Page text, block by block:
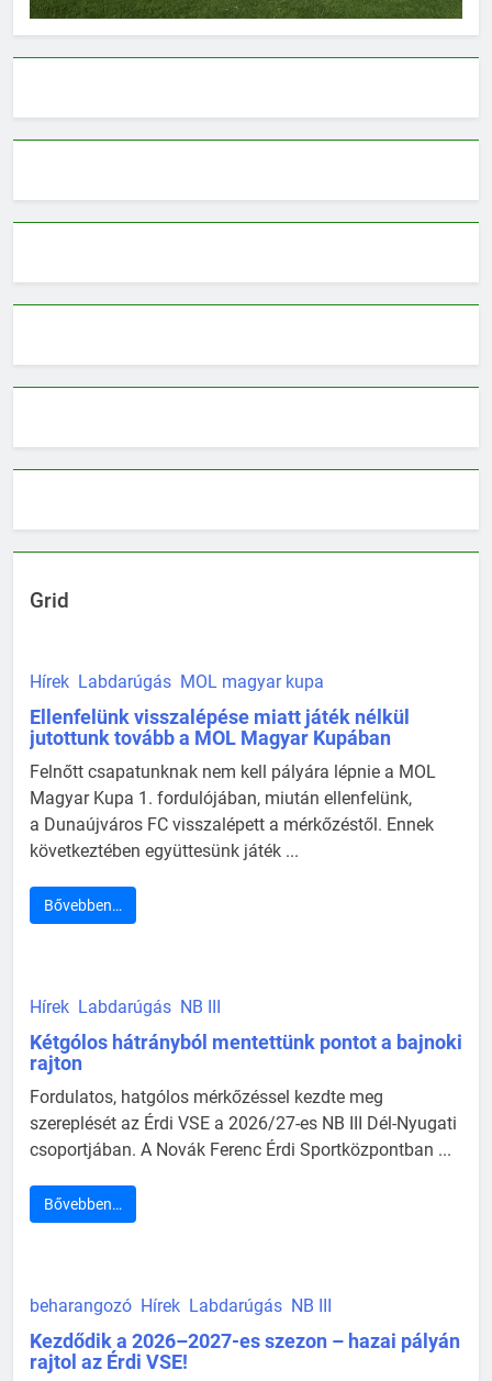
Grid
Hírek Labdarúgás MOL magyar kupa
Ellenfelünk visszalépése miatt játék nélkül
jutottunk tovább a MOL Magyar Kupában
Felnőtt csapatunknak nem kell pályára lépnie a MOL
Magyar Kupa 1. fordulójában, miután ellenfelünk,
a Dunaújváros FC visszalépett a mérkőzéstől. Ennek
következtében együttesünk játék ...
Bővebben…
Hírek Labdarúgás NB III
Kétgólos hátrányból mentettünk pontot a bajnoki
rajton
Fordulatos, hatgólos mérkőzéssel kezdte meg
szereplését az Érdi VSE a 2026/27-es NB III Dél-Nyugati
csoportjában. A Novák Ferenc Érdi Sportközpontban ...
Bővebben…
beharangozó Hírek Labdarúgás NB III
Kezdődik a 2026–2027-es szezon – hazai pályán
rajtol az Érdi VSE!